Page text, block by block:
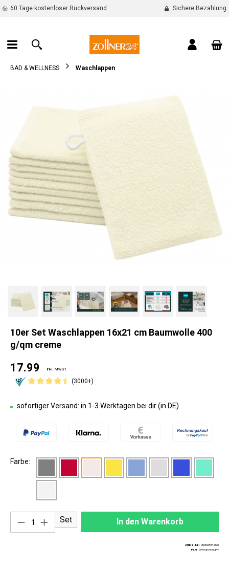
springen
60 Tage kostenloser Rückversand Sichere Bezahlung
BAD & WELLNESS Waschlappen
10er Set Waschlappen 16x21 cm Baumwolle 400
g/qm creme
17.99 inkl. MwSt.
(3000+)
sofortiger Versand: in 1-3 Werktagen bei dir (in DE)
Farbe:
Produkt Anzahl: Gib den gewünschten
Set In den Warenkorb
Artikel-Nr.: 00000394-025
EAN: 4260408434432